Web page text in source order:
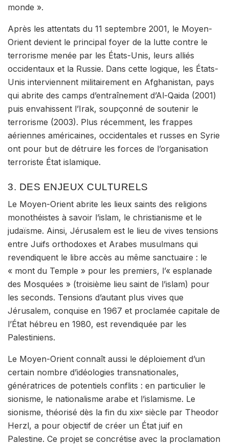
monde ».
Après les attentats du 11 septembre 2001, le Moyen-
Orient devient le principal foyer de la lutte contre le
terrorisme menée par les États-Unis, leurs alliés
occidentaux et la Russie. Dans cette logique, les États-
Unis interviennent militairement en Afghanistan, pays
qui abrite des camps d’entraînement d’Al-Qaida (2001)
puis envahissent l’Irak, soupçonné de soutenir le
terrorisme (2003). Plus récemment, les frappes
aériennes américaines, occidentales et russes en Syrie
ont pour but de détruire les forces de l’organisation
terroriste État islamique.
3. DES ENJEUX CULTURELS
Le Moyen-Orient abrite les lieux saints des religions
monothéistes à savoir l’islam, le christianisme et le
judaïsme. Ainsi, Jérusalem est le lieu de vives tensions
entre Juifs orthodoxes et Arabes musulmans qui
revendiquent le libre accès au même sanctuaire : le
« mont du Temple » pour les premiers, l’« esplanade
des Mosquées » (troisième lieu saint de l’islam) pour
les seconds. Tensions d’autant plus vives que
Jérusalem, conquise en 1967 et proclamée capitale de
l’État hébreu en 1980, est revendiquée par les
Palestiniens.
Le Moyen-Orient connaît aussi le déploiement d’un
certain nombre d’idéologies transnationales,
génératrices de potentiels conflits : en particulier le
sionisme, le nationalisme arabe et l’islamisme. Le
sionisme, théorisé dès la fin du xixe siècle par Theodor
Herzl, a pour objectif de créer un État juif en
Palestine. Ce projet se concrétise avec la proclamation